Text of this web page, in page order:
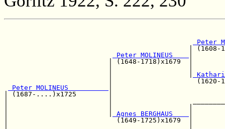
Peter
Peter MOLINEUS
| (1648-
|
Peter MOLINEUS
| (1687-....)x1725        |
Agnes BERGHAUS
|                           (1649-